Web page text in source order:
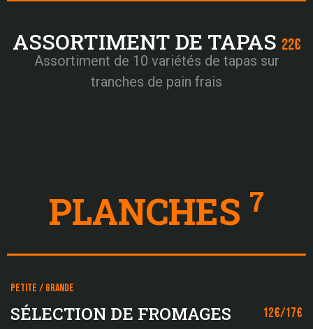
ASSORTIMENT DE TAPAS 22€
Assortiment de 10 variétés de tapas sur
tranches de pain frais
PLANCHES 7
PETITE / GRANDE
SÉLECTION DE FROMAGES 12€/17€